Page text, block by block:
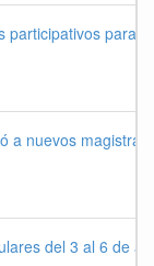
para
a nuevos
del 3 al 6 de